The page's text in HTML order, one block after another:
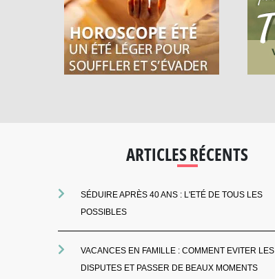
ARTICLES RÉCENTS
SÉDUIRE APRÈS 40 ANS : L'ETÉ DE TOUS LES
POSSIBLES
VACANCES EN FAMILLE : COMMENT EVITER LES
DISPUTES ET PASSER DE BEAUX MOMENTS